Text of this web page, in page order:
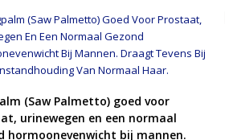
KOOP PRODUCT
(Saw Palmetto) goed voor
urinewegen en een normaal
hormoonevenwicht bij mannen.